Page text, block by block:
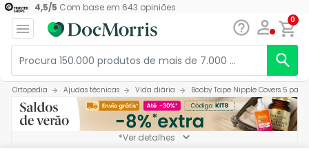
4,5/5 Com base em 643 opiniões
0
Ortopedia Ajudas técnicas Vida diária Booby Tape Nipple Covers 5 pairs
*Ver detalhes